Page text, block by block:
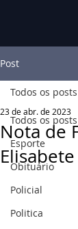
Post
Todos os posts
Esporte
Obituário
Policial
Politica
Todos os posts
Nota de
23 de abr. de 2023